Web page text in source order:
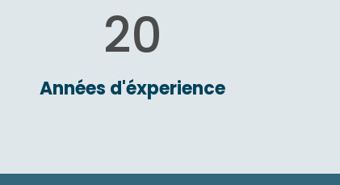
20
Années d'éxperience